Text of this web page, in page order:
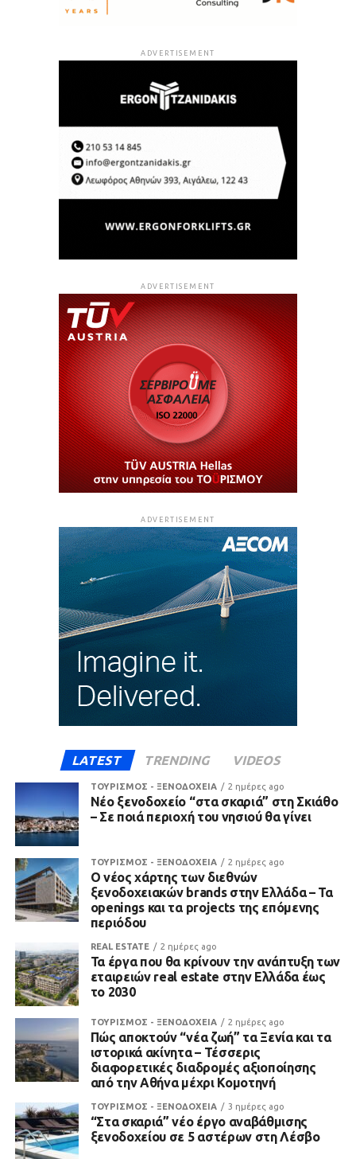
ADVERTISEMENT
ADVERTISEMENT
ADVERTISEMENT
LATEST TRENDING VIDEOS
ΤΟΥΡΙΣΜΟΣ - ΞΕΝΟΔΟΧΕΙΑ 2 ημέρες ago
Νέο ξενοδοχείο “στα σκαριά” στη Σκιάθο
– Σε ποιά περιοχή του νησιού θα γίνει
ΤΟΥΡΙΣΜΟΣ - ΞΕΝΟΔΟΧΕΙΑ 2 ημέρες ago
Ο νέος χάρτης των διεθνών
ξενοδοχειακών brands στην Ελλάδα – Τα
openings και τα projects της επόμενης
περιόδου
REAL ESTATE 2 ημέρες ago
Τα έργα που θα κρίνουν την ανάπτυξη των
εταιρειών real estate στην Ελλάδα έως
το 2030
ΤΟΥΡΙΣΜΟΣ - ΞΕΝΟΔΟΧΕΙΑ 2 ημέρες ago
Πώς αποκτούν “νέα ζωή” τα Ξενία και τα
ιστορικά ακίνητα – Τέσσερις
διαφορετικές διαδρομές αξιοποίησης
από την Αθήνα μέχρι Κομοτηνή
ΤΟΥΡΙΣΜΟΣ - ΞΕΝΟΔΟΧΕΙΑ 3 ημέρες ago
“Στα σκαριά” νέο έργο αναβάθμισης
ξενοδοχείου σε 5 αστέρων στη Λέσβο